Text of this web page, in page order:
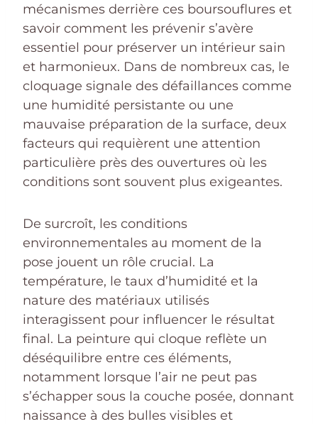
mécanismes derrière ces boursouflures et
savoir comment les prévenir s’avère
essentiel pour préserver un intérieur sain
et harmonieux. Dans de nombreux cas, le
cloquage signale des défaillances comme
une humidité persistante ou une
mauvaise préparation de la surface, deux
facteurs qui requièrent une attention
particulière près des ouvertures où les
conditions sont souvent plus exigeantes.
De surcroît, les conditions
environnementales au moment de la
pose jouent un rôle crucial. La
température, le taux d’humidité et la
nature des matériaux utilisés
interagissent pour influencer le résultat
final. La peinture qui cloque reflète un
déséquilibre entre ces éléments,
notamment lorsque l’air ne peut pas
s’échapper sous la couche posée, donnant
naissance à des bulles visibles et